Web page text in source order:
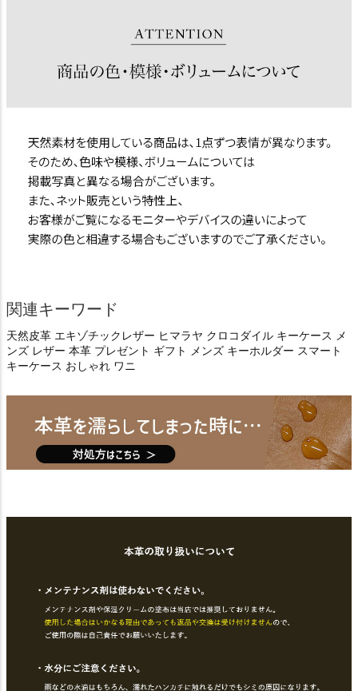
関連キーワード
天然皮革 エキゾチックレザー ヒマラヤ クロコダイル キーケース メ
ンズ レザー 本革 プレゼント ギフト メンズ キーホルダー スマート
キーケース おしゃれ ワニ